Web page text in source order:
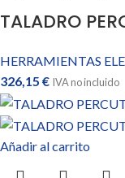
TALADRO
HERRAMIENTAS
326,15 € IVA no incluido
Añadir al carrito